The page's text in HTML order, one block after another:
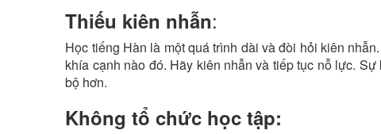
Thiếu kiên nhẫn:
Học tiếng Hàn là một quá trình dài và đòi hỏi kiên
khía cạnh nào đó. Hãy kiên nhẫn và tiếp tục nỗ lực.
bộ hơn.
Không tổ chức học tập: